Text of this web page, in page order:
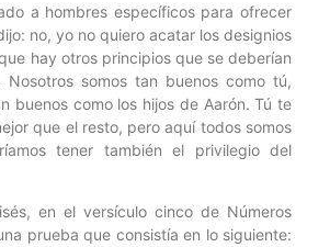
a hombres específicos para ofrecer
no, yo no quiero acatar los designios
hay otros principios que se deberían
Nosotros somos tan buenos como tú,
buenos como los hijos de Aarón. Tú te
que el resto, pero aquí todos somos
tener también el privilegio del
en el versículo cinco de Números
prueba que consistía en lo siguiente: